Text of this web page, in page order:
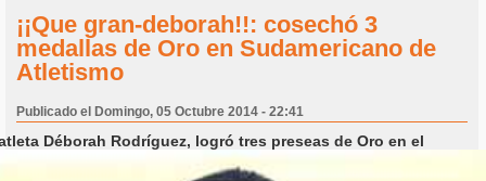
¡¡Que gran-deborah!!: cosechó 3
medallas de Oro en Sudamericano de
Atletismo
Publicado el Domingo, 05 Octubre 2014 - 22:41
Déborah Rodríguez, logró tres preseas de Oro en el